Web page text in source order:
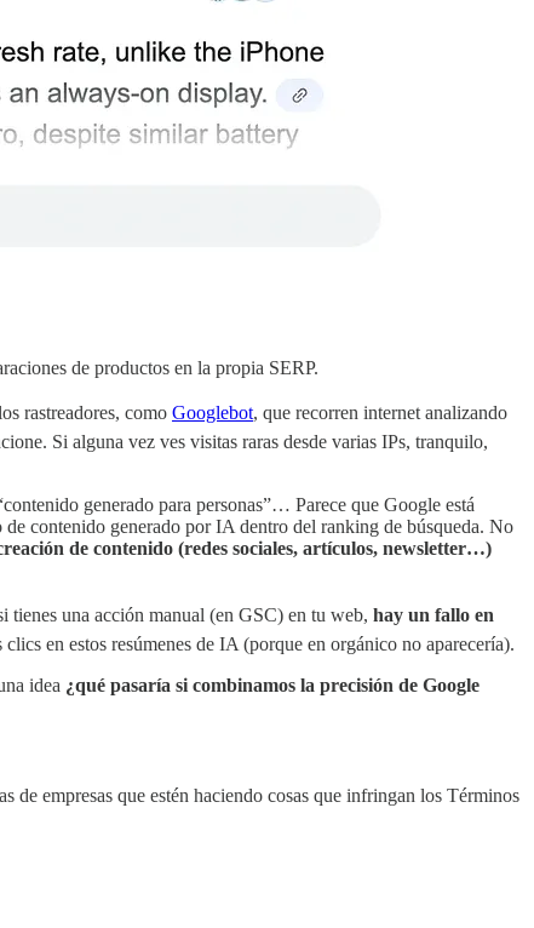
de productos en la propia SERP.
rastreadores, como Googlebot, que recorren internet analizando
Si alguna vez ves visitas raras desde varias IPs, tranquilo,
generado para personas”… Parece que Google está
contenido generado por IA dentro del ranking de búsqueda. No
de contenido (redes sociales, artículos, newsletter…)
tienes una acción manual (en GSC) en tu web, hay un fallo en
en estos resúmenes de IA (porque en orgánico no aparecería).
idea ¿qué pasaría si combinamos la precisión de Google
empresas que estén haciendo cosas que infringan los Términos